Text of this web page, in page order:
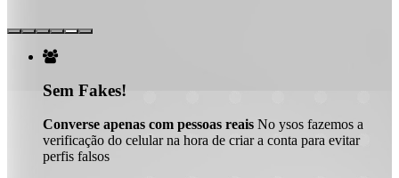

Sem Fakes!
Converse apenas com pessoas reais No ysos fazemos a
verificação do celular na hora de criar a conta para evitar
perfis falsos